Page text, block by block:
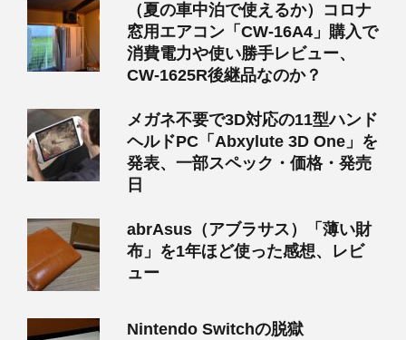
（夏の車中泊で使えるか）コロナ
窓用エアコン「CW-16A4」購入で
消費電力や使い勝手レビュー、
CW-1625R後継品なのか？
メガネ不要で3D対応の11型ハンド
ヘルドPC「Abxylute 3D One」を
発表、一部スペック・価格・発売
日
abrAsus（アブラサス）「薄い財
布」を1年ほど使った感想、レビ
ュー
Nintendo Switchの脱獄